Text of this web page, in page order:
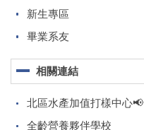
新生專區
畢業系友
相關連結
北區水產加值打樣中心📢
全齡營養夥伴學校